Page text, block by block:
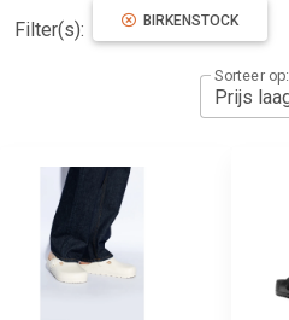
Filter(s): BIRKENSTOCK
Sorteer op: